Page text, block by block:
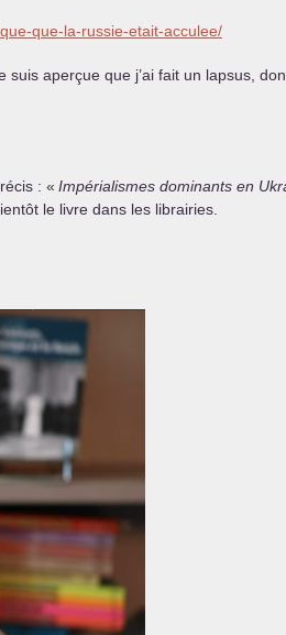
que-la-russie-etait-acculee/
suis aperçue que j’ai fait un lapsus,
: « Impérialismes dominants en
le livre dans les librairies.